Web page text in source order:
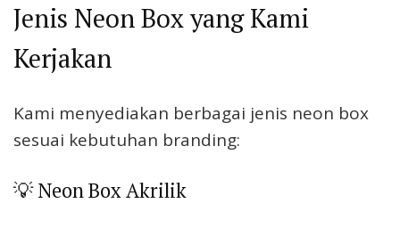
Jenis Neon Box yang Kami
Kerjakan
Kami menyediakan berbagai jenis neon box
sesuai kebutuhan branding:
💡 Neon Box Akrilik